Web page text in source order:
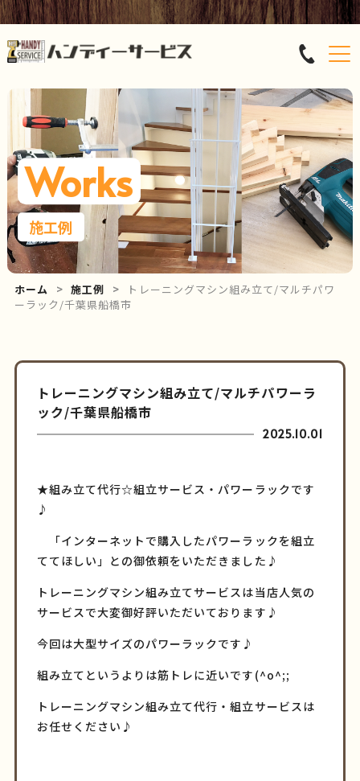
Works
施工例
ホーム 施工例
トレーニングマシン組み立て/マルチパワ
ーラック/千葉県船橋市
トレーニングマシン組み立て/マルチパワーラ
ック/千葉県船橋市
2025.10.01
★組み立て代行☆組立サービス・パワーラックです
♪
「インターネットで購入したパワーラックを組立
ててほしい」との御依頼をいただきました♪
トレーニングマシン組み立てサービスは当店人気の
サービスで大変御好評いただいております♪
今回は大型サイズのパワーラックです♪
組み立てというよりは筋トレに近いです(^o^;;
トレーニングマシン組み立て代行・組立サービスは
お任せください♪